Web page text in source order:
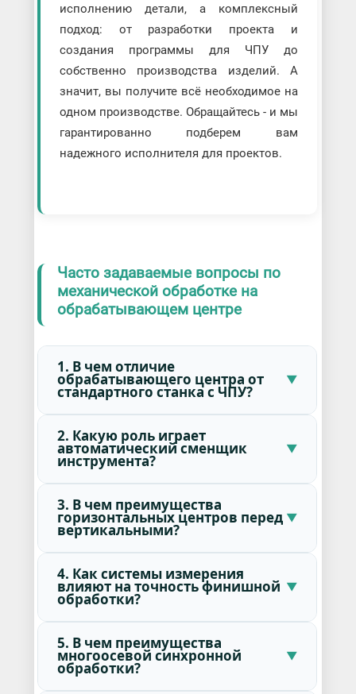
исполнению детали, а комплексный
подход: от разработки проекта и
создания программы для ЧПУ до
собственно производства изделий. А
значит, вы получите всё необходимое на
одном производстве. Обращайтесь - и мы
гарантированно подберем вам
надежного исполнителя для проектов.
Часто задаваемые вопросы по
механической обработке на
обрабатывающем центре
1. В чем отличие
обрабатывающего центра от
стандартного станка с ЧПУ?
2. Какую роль играет
автоматический сменщик
инструмента?
3. В чем преимущества
горизонтальных центров перед
вертикальными?
4. Как системы измерения
влияют на точность финишной
обработки?
5. В чем преимущества
многоосевой синхронной
обработки?